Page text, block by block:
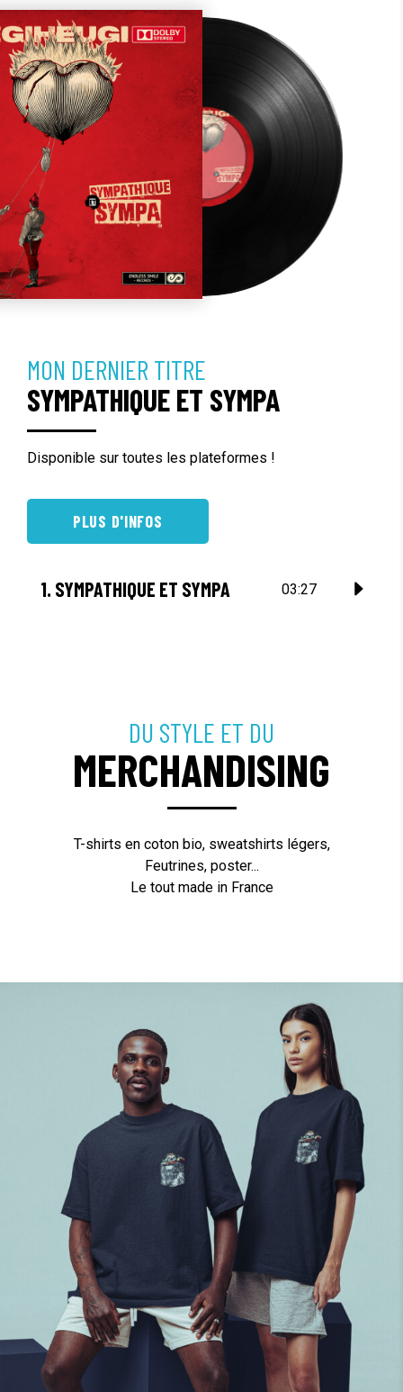
MON DERNIER TITRE
SYMPATHIQUE ET SYMPA
Disponible sur toutes les plateformes !
PLUS D'INFOS
1. SYMPATHIQUE ET SYMPA 03:27
DU STYLE ET DU
MERCHANDISING
T-shirts en coton bio, sweatshirts légers,
Feutrines, poster...
Le tout made in France